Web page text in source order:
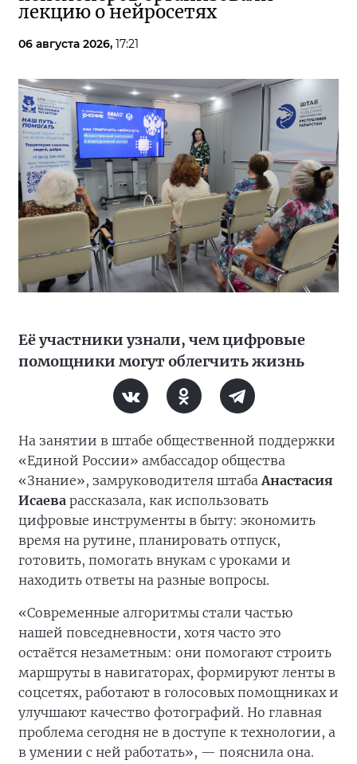
лекцию о нейросетях
06 августа 2026, 17:21
Её участники узнали, чем цифровые
помощники могут облегчить жизнь
На занятии в штабе общественной поддержки
«Единой России» амбассадор общества
«Знание», замруководителя штабаАнастасия
Исаева рассказала, как использовать
цифровые инструменты в быту: экономить
время на рутине, планировать отпуск,
готовить, помогать внукам с уроками и
находить ответы на разные вопросы.
«Современные алгоритмы стали частью
нашей повседневности, хотя часто это
остаётся незаметным: они помогают строить
маршруты в навигаторах, формируют ленты в
соцсетях, работают в голосовых помощниках и
улучшают качество фотографий. Но главная
проблема сегодня не в доступе к технологии, а
в умении с ней работать», — пояснила она.